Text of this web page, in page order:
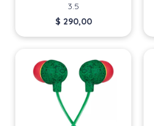
3.5
$ 290,00